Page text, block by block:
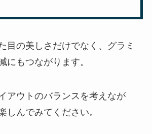
目の美しさだけでなく、グラミ
にもつながります。
アウトのバランスを考えなが
しんでみてください。